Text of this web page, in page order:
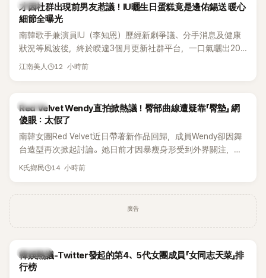
韓星
才因社群出現前男友惹議！IU曬生日蛋糕竟是邊佑錫送 暖心
細節全曝光
南韓歌手兼演員IU（李知恩）歷經新劇爭議、分手消息及健康
狀況等風波後，終於睽違3個月更新社群平台，一口氣曬出20
張近況照，讓大批粉絲又驚又喜。其中，一張生日蛋糕照意外
江南美人 12 小時前
K-POP
Red Velvet Wendy直拍掀熱議！臀部曲線遭疑靠「臀墊」 網
傻眼：太假了
南韓女團Red Velvet近日帶著新作品回歸，成員Wendy卻因舞
台造型再次掀起討論。她日前才因暴瘦身形受到外界關注，又
被質疑在舞台上使用臀墊，如今最新打歌舞台曝光後，再度因
K氏鄉民 14 小時前
廣告
熱議討論
韓娛熱議-Twitter發起的第4、5代女團成員「女同志天菜」排
行榜